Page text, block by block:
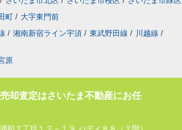
町 / 大字東門前
/ 湘南新宿ライン宇須 / 東武野田線 / 川越線 /
原
却査定はさいたま不動産にお任